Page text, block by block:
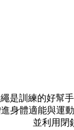
是訓練的好幫
身體適能與運
並利用閉